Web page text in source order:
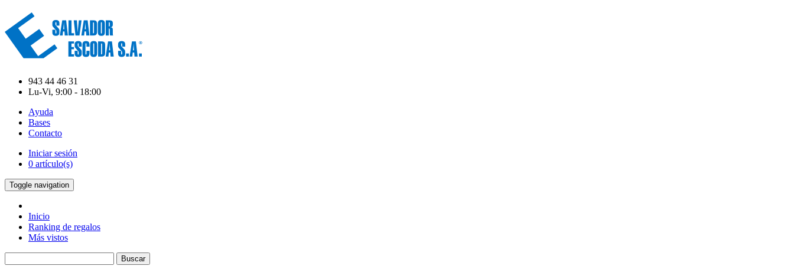
943 44 46 31
Lu-Vi, 9:00 - 18:00
Ayuda
Bases
Contacto
Iniciar sesión
0 artículo(s)
Toggle navigation
Inicio
Ranking de regalos
Más vistos
Buscar